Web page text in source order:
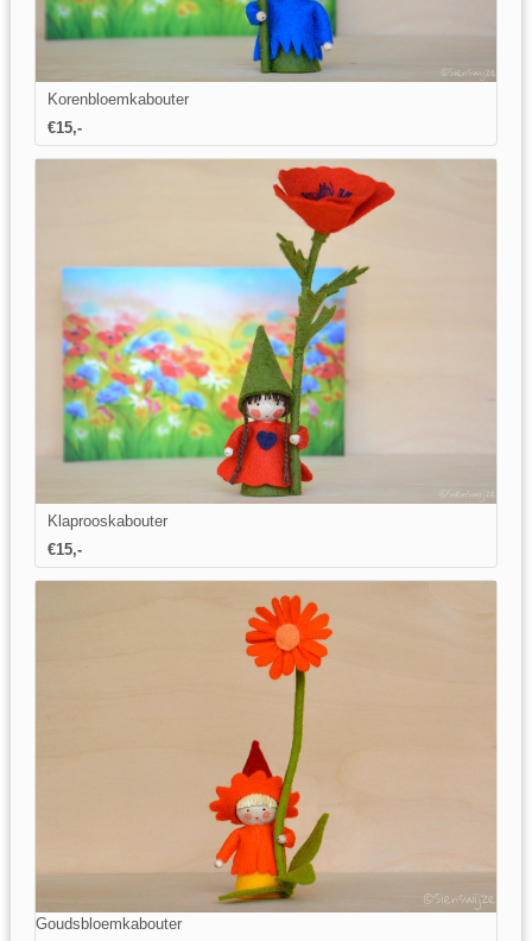
Korenbloemkabouter
€15,-
Klaprooskabouter
€15,-
Goudsbloemkabouter